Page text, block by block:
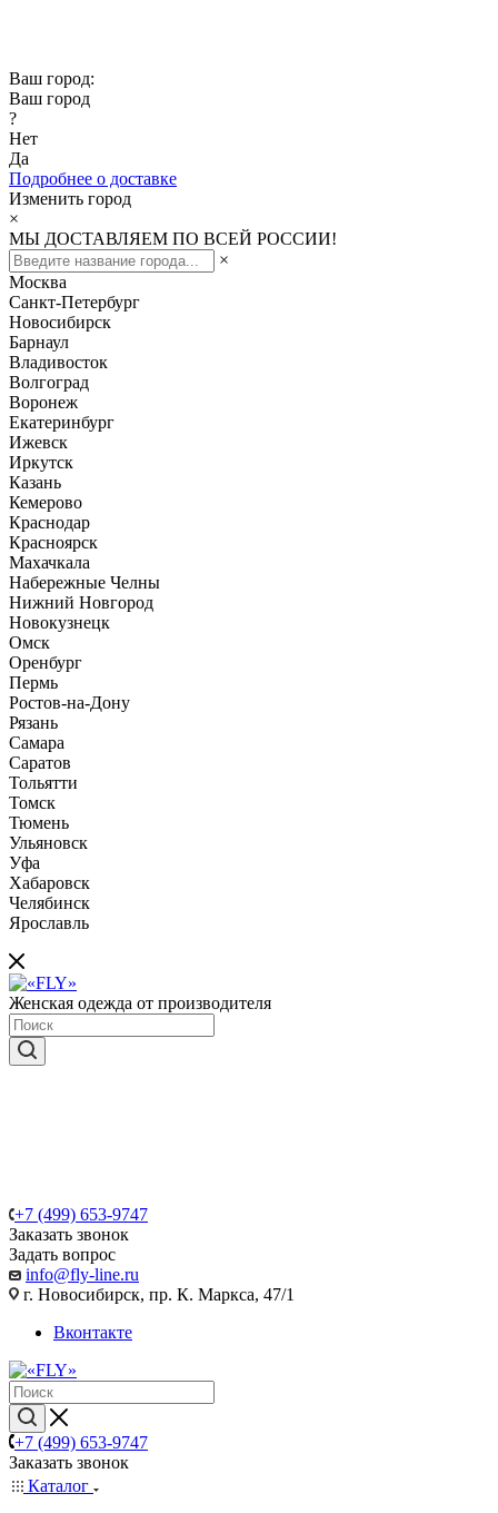
Ваш город:
Ваш город
?
Нет
Да
Подробнее о доставке
Изменить город
×
МЫ ДОСТАВЛЯЕМ ПО ВСЕЙ РОССИИ!
×
Москва
Санкт-Петербург
Новосибирск
Барнаул
Владивосток
Волгоград
Воронеж
Екатеринбург
Ижевск
Иркутск
Казань
Кемерово
Краснодар
Красноярск
Махачкала
Набережные Челны
Нижний Новгород
Новокузнецк
Омск
Оренбург
Пермь
Ростов-на-Дону
Рязань
Самара
Саратов
Тольятти
Томск
Тюмень
Ульяновск
Уфа
Хабаровск
Челябинск
Ярославль
Женская одежда от производителя
+7 (499) 653-9747
Заказать звонок
Задать вопрос
info@fly-line.ru
г. Новосибирск, пр. К. Маркса, 47/1
Вконтакте
+7 (499) 653-9747
Заказать звонок
Каталог